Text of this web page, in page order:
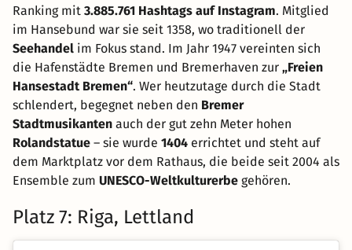
Ranking mit 3.885.761 Hashtags auf Instagram. Mitglied
im Hansebund war sie seit 1358, wo traditionell der
Seehandel im Fokus stand. Im Jahr 1947 vereinten sich
die Hafenstädte Bremen und Bremerhaven zur „Freien
Hansestadt Bremen“. Wer heutzutage durch die Stadt
schlendert, begegnet neben den Bremer
Stadtmusikanten auch der gut zehn Meter hohen
Rolandstatue – sie wurde 1404 errichtet und steht auf
dem Marktplatz vor dem Rathaus, die beide seit 2004 als
Ensemble zum UNESCO-Weltkulturerbe gehören.
Platz 7: Riga, Lettland